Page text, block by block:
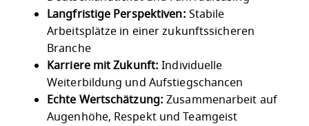
Langfristige Perspektiven: Stabile
Arbeitsplätze in einer zukunftssicheren
Branche
Karriere mit Zukunft: Individuelle
Weiterbildung und Aufstiegschancen
Echte Wertschätzung: Zusammenarbeit auf
Augenhöhe, Respekt und Teamgeist